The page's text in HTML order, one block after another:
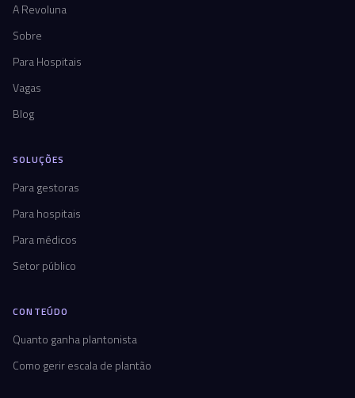
A Revoluna
Sobre
Para Hospitais
Vagas
Blog
SOLUÇÕES
Para gestoras
Para hospitais
Para médicos
Setor público
CONTEÚDO
Quanto ganha plantonista
Como gerir escala de plantão